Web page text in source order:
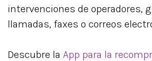
intervenciones de operadores,
llamadas, faxes o correos
Descubre la App para la